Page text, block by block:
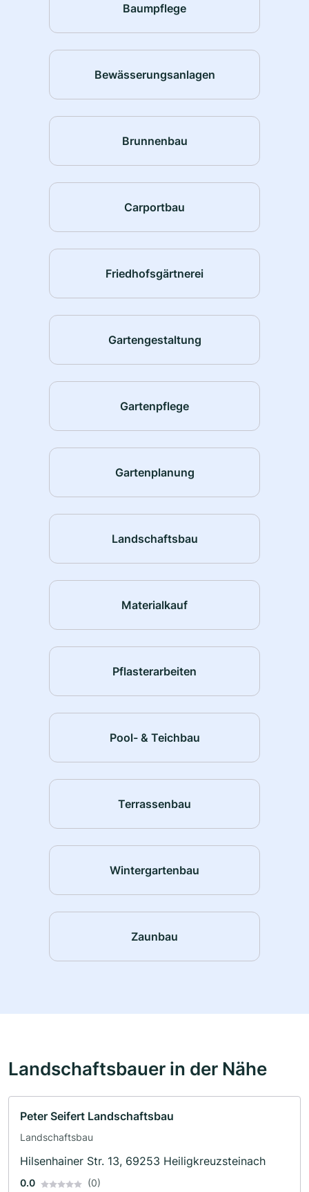
Baumpflege
Bewässerungsanlagen
Brunnenbau
Carportbau
Friedhofsgärtnerei
Gartengestaltung
Gartenpflege
Gartenplanung
Landschaftsbau
Materialkauf
Pflasterarbeiten
Pool- & Teichbau
Terrassenbau
Wintergartenbau
Zaunbau
Landschaftsbauer in der Nähe
Peter Seifert Landschaftsbau
Landschaftsbau
Hilsenhainer Str. 13, 69253 Heiligkreuzsteinach
0.0 (0)